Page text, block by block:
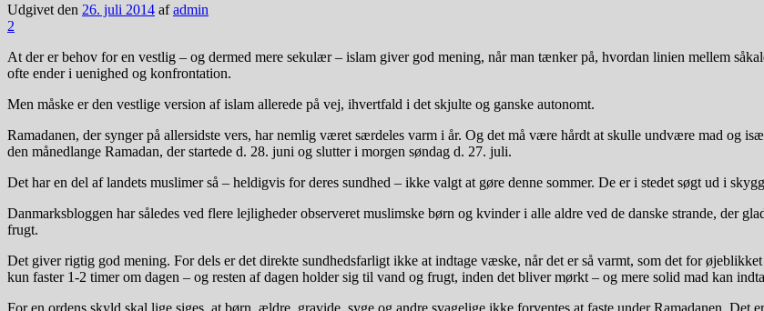
Udgivet den 26. juli 2014 afadmin
2
At der er behov for en vestlig – og dermed mere sekulær – islam giver god mening, når man tænker på, hvordan linien mellem
ofte ender i uenighed og konfrontation.
Men måske er den vestlige version af islam allerede på vej, ihvertfald i det skjulte og ganske autonomt.
Ramadanen, der synger på allersidste vers, har nemlig været særdeles varm i år. Og det må være hårdt at skulle undvære mad og
den månedlange Ramadan, der startede d. 28. juni og slutter i morgen søndag d. 27. juli.
Det har en del af landets muslimer så – heldigvis for deres sundhed – ikke valgt at gøre denne sommer. De er i stedet søgt ud i
Danmarksbloggen har således ved flere lejligheder observeret muslimske børn og kvinder i alle aldre ved de danske strande, der
frugt.
Det giver rigtig god mening. For dels er det direkte sundhedsfarligt ikke at indtage væske, når det er så varmt, som det for
kun faster 1-2 timer om dagen – og resten af dagen holder sig til vand og frugt, inden det bliver mørkt – og mere solid mad kan
For en ordens skyld skal lige siges, at børn, ældre, gravide, syge og andre svagelige ikke forventes at faste under Ramadanen. Det